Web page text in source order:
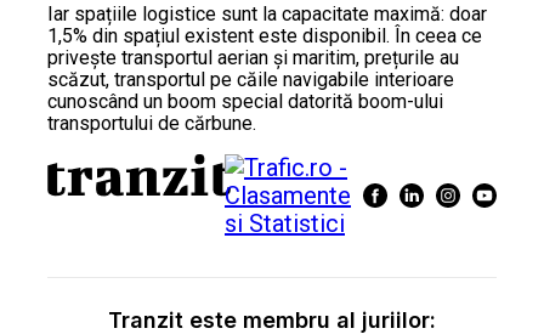
Iar spațiile logistice sunt la capacitate maximă: doar
1,5% din spațiul existent este disponibil. În ceea ce
privește transportul aerian și maritim, prețurile au
scăzut, transportul pe căile navigabile interioare
cunoscând un boom special datorită boom-ului
transportului de cărbune.
Tranzit este membru al juriilor: